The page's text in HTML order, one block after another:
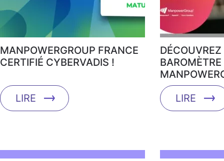
MANPOWERGROUP FRANCE
CERTIFIÉ CYBERVADIS !
LIRE
DÉCOUVREZ
LIRE